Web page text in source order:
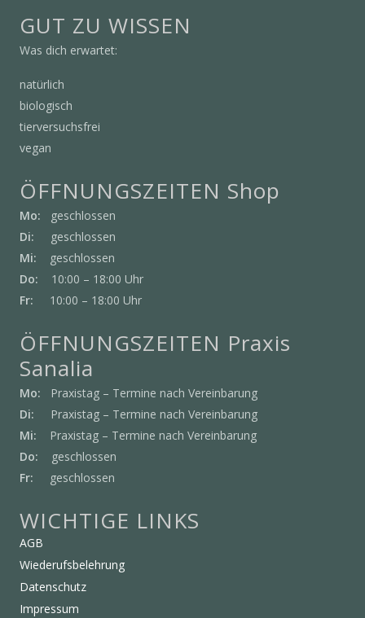
GUT ZU WISSEN
Was dich erwartet:
natürlich
biologisch
tierversuchsfrei
vegan
ÖFFNUNGSZEITEN Shop
Mo: geschlossen
Di: geschlossen
Mi:
geschlossen
Do: 10:00 – 18:00 Uhr
Fr: 10:00 – 18:00 Uhr
ÖFFNUNGSZEITEN Praxis
Sanalia
Mo: Praxistag – Termine nach Vereinbarung
Di: Praxistag – Termine nach Vereinbarung
Mi:
Praxistag – Termine nach Vereinbarung
Do: geschlossen
Fr: geschlossen
WICHTIGE LINKS
AGB
Wiederufsbelehrung
Datenschutz
Impressum